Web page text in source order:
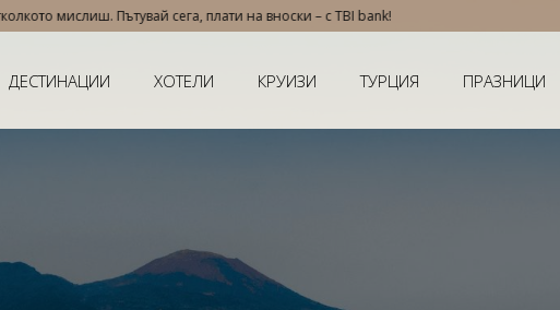
на вноски – с TBI bank!
ДЕСТИНАЦИИ ХОТЕЛИ КРУИЗИ ТУРЦИЯ ПРАЗНИЦИ